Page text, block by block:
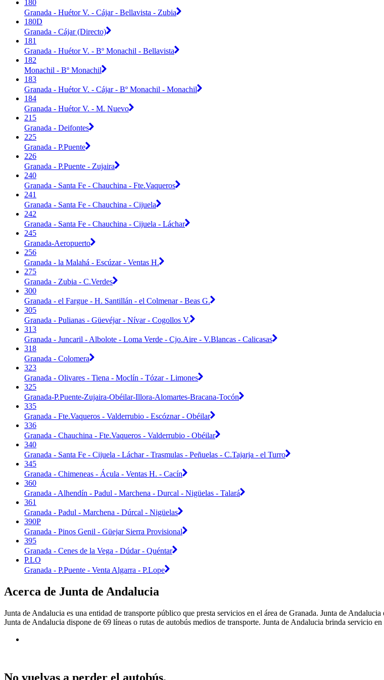
180
Granada - Huétor V. - Cájar - Bellavista - Zubia
180D
Granada - Cájar (Directo)
181
Granada - Huétor V. - Bº Monachil - Bellavista
182
Monachil - Bº Monachil
183
Granada - Huétor V. - Cájar - Bº Monachil - Monachil
184
Granada - Huétor V. - M. Nuevo
215
Granada - Deifontes
225
Granada - P.Puente
226
Granada - P.Puente - Zujaira
240
Granada - Santa Fe - Chauchina - Fte.Vaqueros
241
Granada - Santa Fe - Chauchina - Cijuela
242
Granada - Santa Fe - Chauchina - Cijuela - Láchar
245
Granada-Aeropuerto
256
Granada - la Malahá - Escúzar - Ventas H.
275
Granada - Zubia - C.Verdes
300
Granada - el Fargue - H. Santillán - el Colmenar - Beas G.
305
Granada - Pulianas - Güevéjar - Nívar - Cogollos V.
313
Granada - Juncaril - Albolote - Loma Verde - Cjo.Aire - V.Blancas - Calicasas
318
Granada - Colomera
323
Granada - Olivares - Tiena - Moclín - Tózar - Limones
325
Granada-P.Puente-Zujaira-Obéilar-Illora-Alomartes-Bracana-Tocón
335
Granada - Fte.Vaqueros - Valderrubio - Escóznar - Obéilar
336
Granada - Chauchina - Fte.Vaqueros - Valderrubio - Obéilar
340
Granada - Santa Fe - Cijuela - Láchar - Trasmulas - Peñuelas - C.Tajarja - el Turro
345
Granada - Chimeneas - Ácula - Ventas H. - Cacín
360
Granada - Alhendín - Padul - Marchena - Durcal - Nigüelas - Talará
361
Granada - Padul - Marchena - Dúrcal - Nigüelas
390P
Granada - Pinos Genil - Güejar Sierra Provisional
395
Granada - Cenes de la Vega - Dúdar - Quéntar
P.LO
Granada - P.Puente - Venta Algarra - P.Lope
Acerca de Junta de Andalucia
Junta de Andalucia es una entidad de transporte público que presta servicios en el área de Granada. Junta de
Junta de Andalucia dispone de 69 líneas o rutas de autobús medios de transporte. Junta de Andalucia brinda servicio